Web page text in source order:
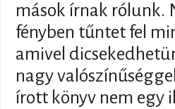
mások írnak rólunk.
fényben tűntet fel
amivel
nagy
írott könyv nem egy